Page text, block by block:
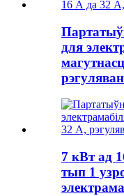
для
7 кВт ад
тып 1